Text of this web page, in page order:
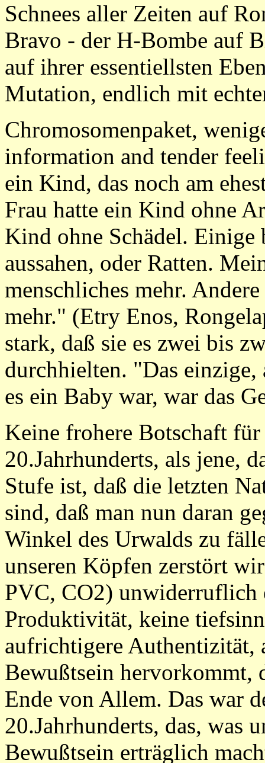
Schnees aller Zeiten auf
Bravo - der H-Bombe auf
auf ihrer essentiellsten
Mutation, endlich mit
Chromosomenpaket,
information and tender
ein Kind, das noch am
Frau hatte ein Kind ohne
Kind ohne Schädel. Einige
aussahen, oder Ratten.
menschliches mehr.
mehr." (Etry Enos,
stark, daß sie es zwei bis
durchhielten. "Das einzige,
es ein Baby war, war das
Keine frohere Botschaft für
20.Jahrhunderts, als jene,
Stufe ist, daß die letzten
sind, daß man nun daran
Winkel des Urwalds zu
unseren Köpfen zerstört
PVC, CO2) unwiderruflich
Produktivität, keine
aufrichtigere Authentizität,
Bewußtsein hervorkommt,
Ende von Allem. Das war
20.Jahrhunderts, das, was
Bewußtsein erträglich